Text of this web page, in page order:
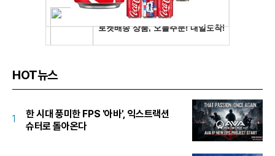
HOT뉴스
1
한 시대 풍미한 FPS '아바', 익스트랙션
슈터로 돌아온다